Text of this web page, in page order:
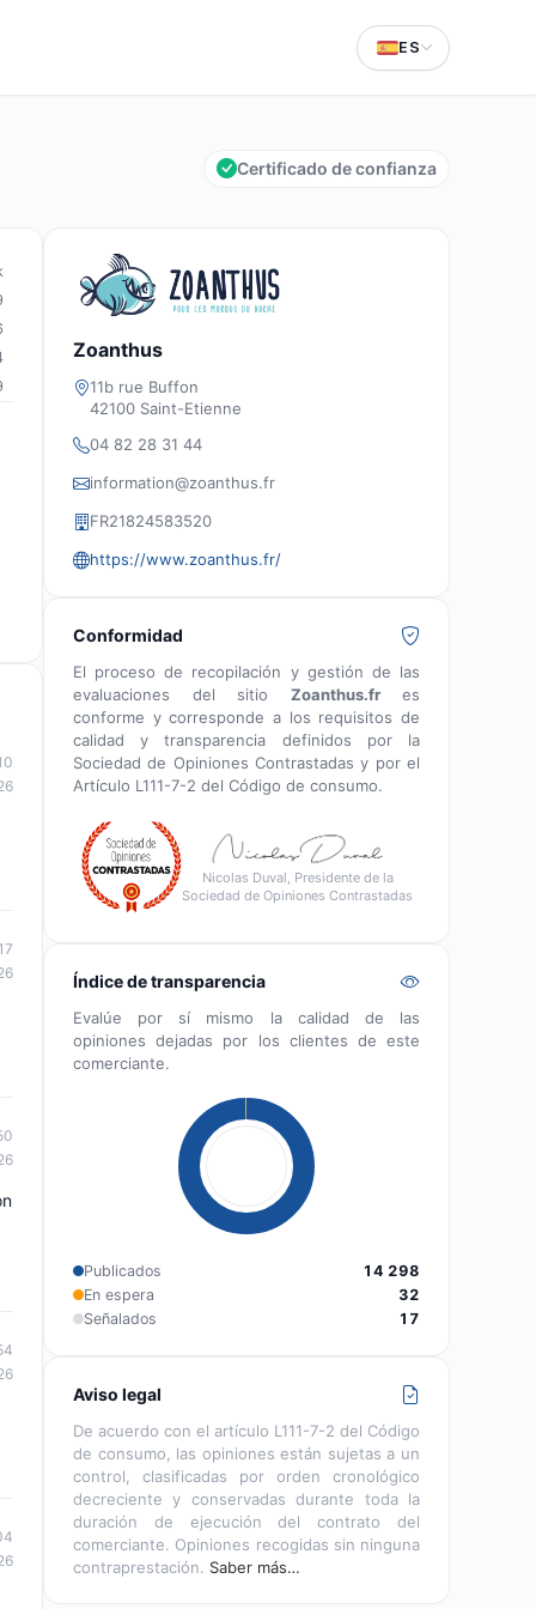
ES
Certificado de confianza
Zoanthus
11b rue Buffon
42100 Saint-Etienne
04 82 28 31 44
information@zoanthus.fr
FR21824583520
https://www.zoanthus.fr/
Conformidad
El proceso de recopilación y gestión de las
evaluaciones del sitio Zoanthus.fres
conforme y corresponde a los requisitos de
calidad y transparencia definidos por la
Sociedad de Opiniones Contrastadas y por el
Artículo L111-7-2 del Código de consumo.
Nicolas Duval, Presidente de la
Sociedad de Opiniones Contrastadas
Índice de transparencia
Evalúe por sí mismo la calidad de las
opiniones dejadas por los clientes de este
comerciante.
Publicados
14 298
En espera
32
Señalados
17
Aviso legal
De acuerdo con el artículo L111-7-2 del Código
de consumo, las opiniones están sujetas a un
control, clasificadas por orden cronológico
decreciente y conservadas durante toda la
duración de ejecución del contrato del
comerciante. Opiniones recogidas sin ninguna
contraprestación. Saber más…